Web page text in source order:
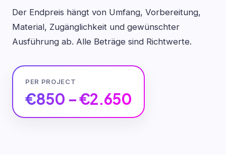
Der Endpreis hängt von Umfang, Vorbereitung,
Material, Zugänglichkeit und gewünschter
Ausführung ab. Alle Beträge sind Richtwerte.
PER PROJECT
€850 – €2.650